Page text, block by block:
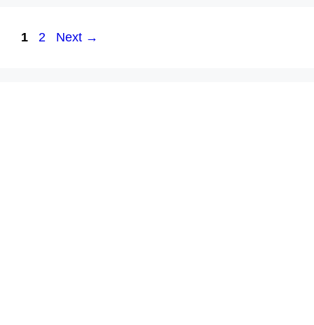
Page
1 Page
2 Next →